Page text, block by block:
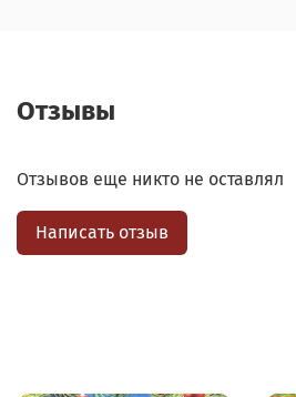
Отзывы
Отзывов еще никто не оставлял
Написать отзыв